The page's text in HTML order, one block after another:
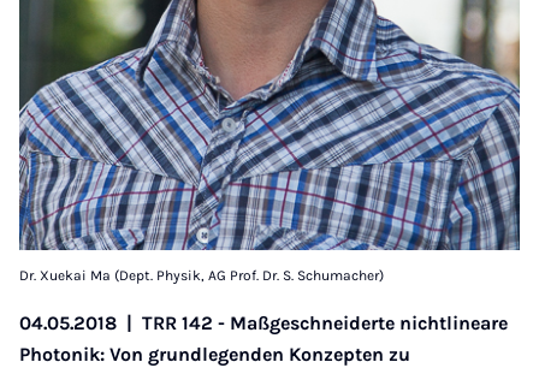
Dr. Xuekai Ma (Dept. Physik, AG Prof. Dr. S. Schumacher)
04.05.2018 | TRR 142 - Maßgeschneiderte nichtlineare
Photonik: Von grundlegenden Konzepten zu